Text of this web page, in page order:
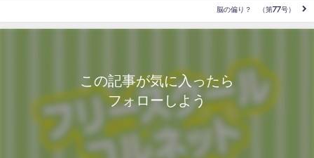
脳の偏り？ （第77号）
この記事が気に入ったら
フォローしよう